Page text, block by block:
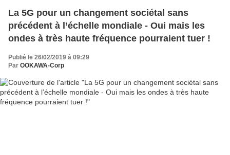
La 5G pour un changement sociétal sans
précédent à l’échelle mondiale - Oui mais les
ondes à très haute fréquence pourraient tuer !
Publié le 26/02/2019 à 09:29
Par OOKAWA-Corp